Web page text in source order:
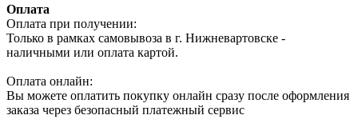
Оплата
Оплата при получении:
Только в рамках самовывоза в г. Нижневартовске -
наличными или оплата картой.
Оплата онлайн:
Вы можете оплатить покупку онлайн сразу после оформления
заказа через безопасный платежный сервис